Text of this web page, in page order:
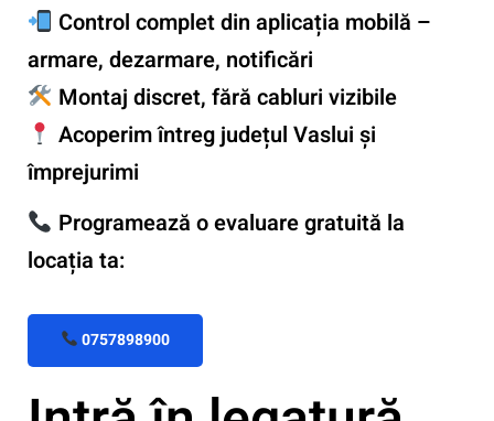
Control complet din aplicația mobilă –
armare, dezarmare, notificări
Montaj discret, fără cabluri vizibile
Acoperim întreg județul Vaslui și
împrejurimi
Programează o evaluare gratuită la
locația ta:
0757898900